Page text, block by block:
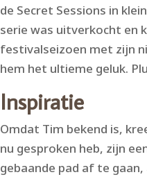
de Secret Sessions in
serie was uitverkocht en
festivalseizoen met zijn
hem het ultieme geluk.
Inspiratie
Omdat Tim bekend is,
nu gesproken heb, zijn
gebaande pad af te